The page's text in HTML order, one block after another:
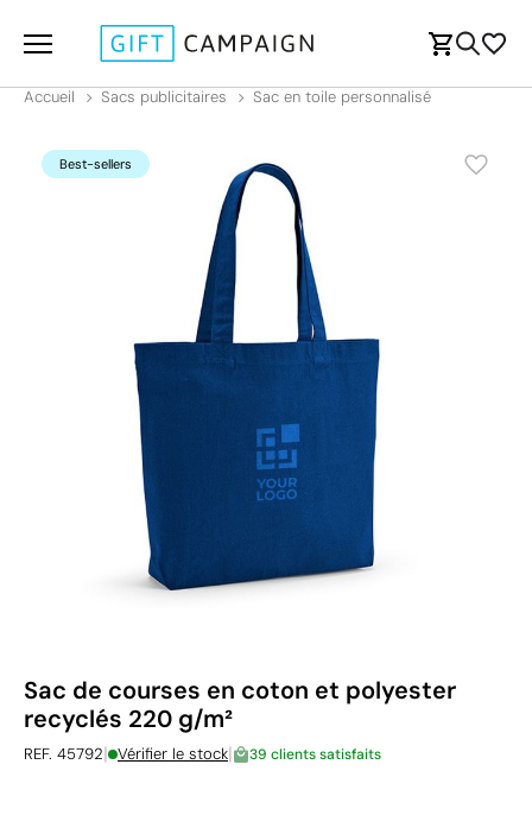
Accueil Sacs publicitaires Sac en toile personnalisé
Best-sellers
Sac de courses en coton et polyester
recyclés 220 g/m²
REF. 45792| Vérifier le stock| 39 clients satisfaits